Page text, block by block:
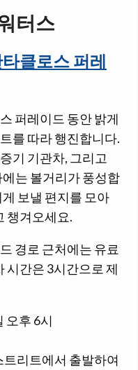
터스
클로스 퍼레
퍼레이드 동안 밝게
를 따라 행진합니다.
기 기관차, 그리고
는 볼거리가 풍성합
보낼 편지를 모아
챙겨오세요.
경로 근처에는 유료
시간은 3시간으로 제
오후 6시
트리트에서 출발하여